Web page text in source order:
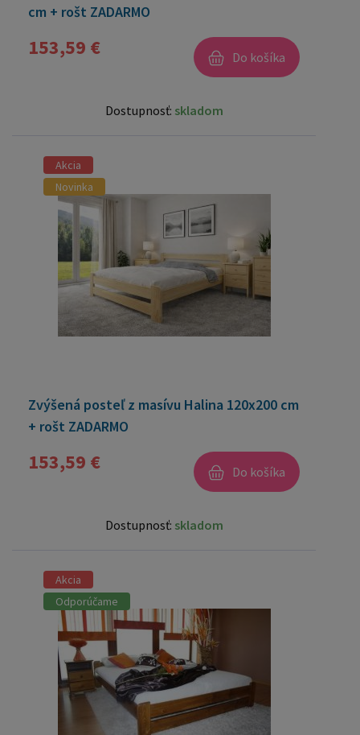
cm + rošt ZADARMO
153,59 € Do košíka
Dostupnosť: skladom
Akcia
Novinka
Zvýšená posteľ z masívu Halina 120x200 cm
+ rošt ZADARMO
153,59 € Do košíka
Dostupnosť: skladom
Akcia
Odporúčame